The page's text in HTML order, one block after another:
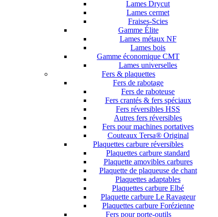
Lames Drycut
Lames cermet
Fraises-Scies
Gamme Élite
Lames métaux NF
Lames bois
Gamme économique CMT
Lames universelles
Fers & plaquettes
Fers de rabotage
Fers de raboteuse
Fers crantés & fers spéciaux
Fers réversibles HSS
Autres fers réversibles
Fers pour machines portatives
Couteaux Tersa® Original
Plaquettes carbure réversibles
Plaquettes carbure standard
Plaquette amovibles carbures
Plaquette de plaqueuse de chant
Plaquettes adaptables
Plaquettes carbure Elbé
Plaquette carbure Le Ravageur
Plaquettes carbure Forézienne
Fers pour porte-outils